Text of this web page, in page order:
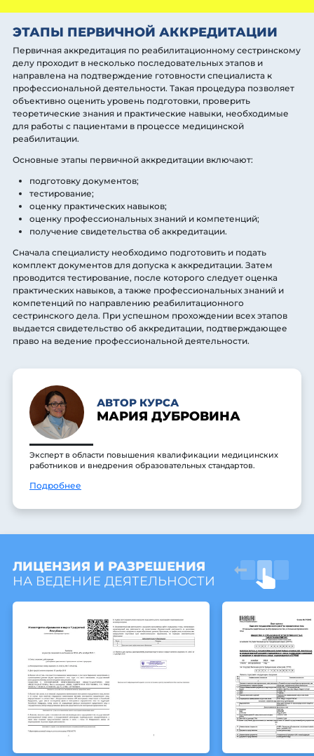
ЭТАПЫ ПЕРВИЧНОЙ АККРЕДИТАЦИИ
Первичная аккредитация по реабилитационному сестринскому
делу проходит в несколько последовательных этапов и
направлена на подтверждение готовности специалиста к
профессиональной деятельности. Такая процедура позволяет
объективно оценить уровень подготовки, проверить
теоретические знания и практические навыки, необходимые
для работы с пациентами в процессе медицинской
реабилитации.
Основные этапы первичной аккредитации включают:
подготовку документов;
тестирование;
оценку практических навыков;
оценку профессиональных знаний и компетенций;
получение свидетельства об аккредитации.
Сначала специалисту необходимо подготовить и подать
комплект документов для допуска к аккредитации. Затем
проводится тестирование, после которого следует оценка
практических навыков, а также профессиональных знаний и
компетенций по направлению реабилитационного
сестринского дела. При успешном прохождении всех этапов
выдается свидетельство об аккредитации, подтверждающее
право на ведение профессиональной деятельности.
АВТОР КУРСА
МАРИЯ ДУБРОВИНА
Эксперт в области повышения квалификации медицинских
работников и внедрения образовательных стандартов.
Подробнее
ЛИЦЕНЗИЯ И РАЗРЕШЕНИЯ
НА ВЕДЕНИЕ ДЕЯТЕЛЬНОСТИ